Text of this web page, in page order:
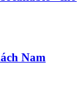
Nam